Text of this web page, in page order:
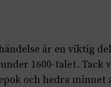
är en viktig
1600-talet. Tack
och hedra minnet